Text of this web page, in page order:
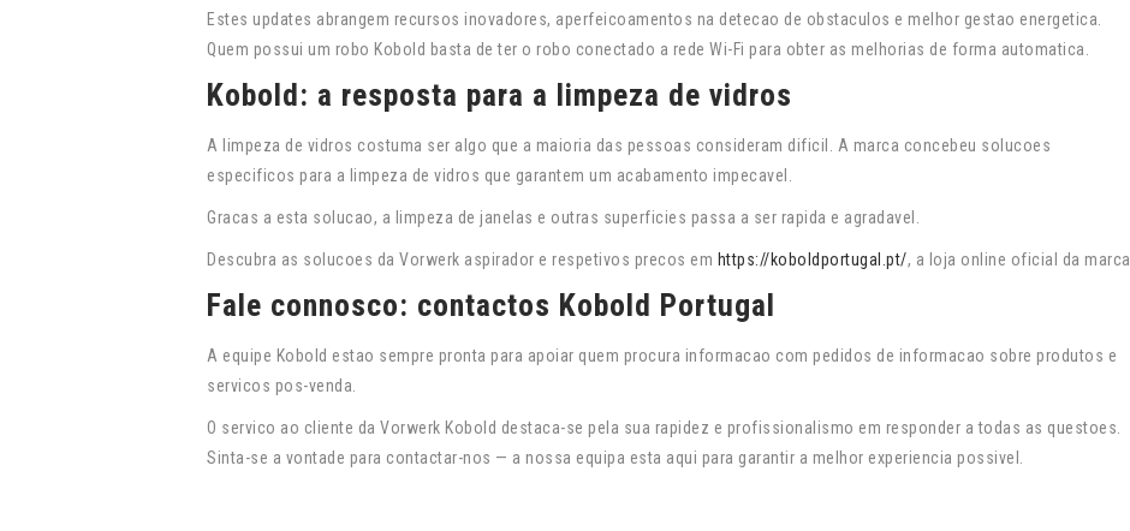
Estes updates abrangem recursos inovadores, aperfeicoamentos na detecao de obstaculos e melhor gestao energetica.
Quem possui um robo Kobold basta de ter o robo conectado a rede Wi-Fi para obter as melhorias de forma automatica.
Kobold: a resposta para a limpeza de vidros
A limpeza de vidros costuma ser algo que a maioria das pessoas consideram dificil. A marca concebeu solucoes
especificos para a limpeza de vidros que garantem um acabamento impecavel.
Gracas a esta solucao, a limpeza de janelas e outras superficies passa a ser rapida e agradavel.
Descubra as solucoes da Vorwerk aspirador e respetivos precos em https://koboldportugal.pt/, a loja online oficial da marca.
Fale connosco: contactos Kobold Portugal
A equipe Kobold estao sempre pronta para apoiar quem procura informacao com pedidos de informacao sobre produtos e
servicos pos-venda.
O servico ao cliente da Vorwerk Kobold destaca-se pela sua rapidez e profissionalismo em responder a todas as questoes.
Sinta-se a vontade para contactar-nos — a nossa equipa esta aqui para garantir a melhor experiencia possivel.